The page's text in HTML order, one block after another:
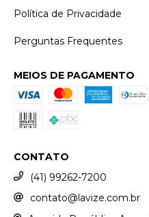
Política de Privacidade
Perguntas Frequentes
MEIOS DE PAGAMENTO
CONTATO
(41) 99262-7200
contato@lavize.com.br